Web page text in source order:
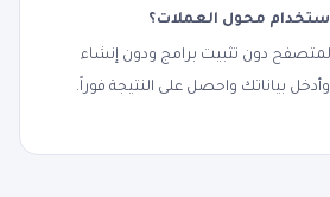
محول العملات؟
دون تثبيت برامج ودون إنشاء
بياناتك واحصل على النتيجة فوراً.